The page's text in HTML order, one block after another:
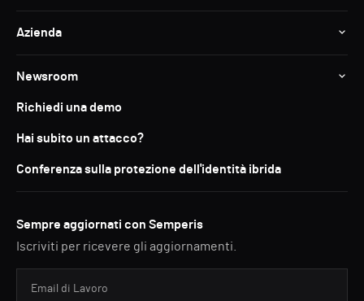
Azienda
Newsroom
Richiedi una demo
Hai subito un attacco?
Conferenza sulla protezione dell'identità ibrida
Sempre aggiornati con Semperis
Iscriviti per ricevere gli aggiornamenti.